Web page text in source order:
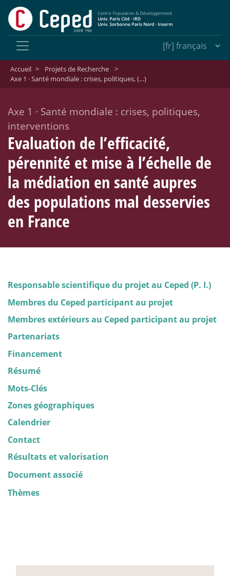
Accueil > Projets de Recherche
>
Axe 1 · Santé mondiale : crises, politiques, (…)
Axe 1 · Santé mondiale : crises, politiques,
interventions
Evaluation de l’efficacité,
pérennité et mise à l’échelle de
la médiation en santé aupres
des populations mal desservies
en France
Responsable scientifique du projet au Ceped (P. I.)
Membres du Ceped participant au projet
Membres extérieurs au Ceped participant au projet
Partenariats
Financement
Résumé
Mots-Clés
Zones géographiques
Calendrier
Contact
Résultats et valorisation
Document associé
Thèmes